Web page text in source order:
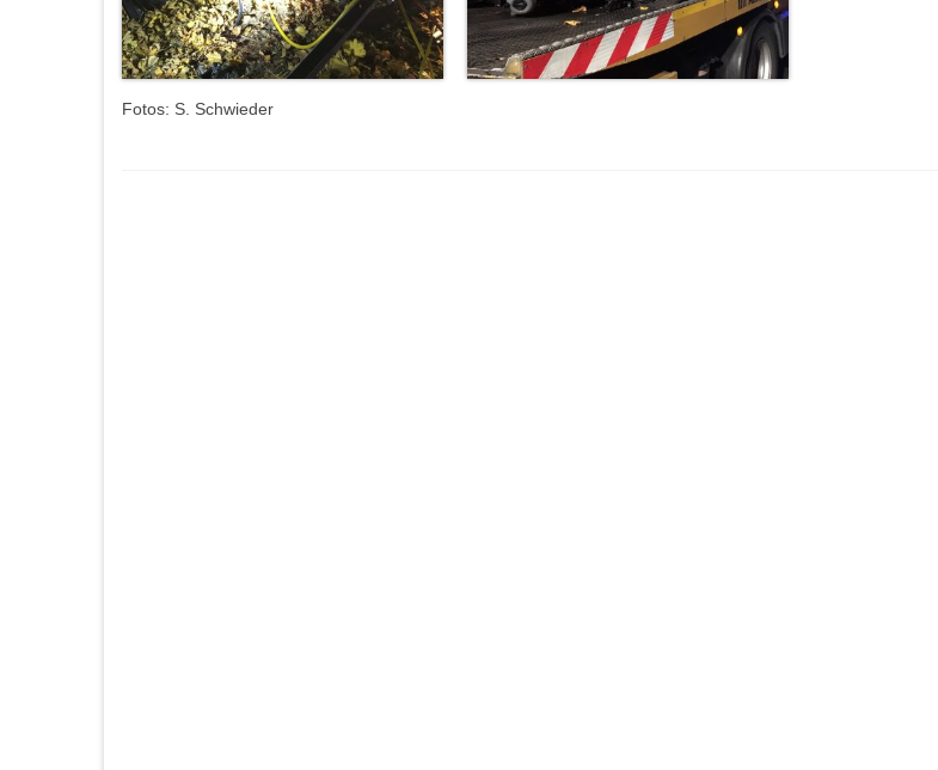
Fotos: S. Schwieder